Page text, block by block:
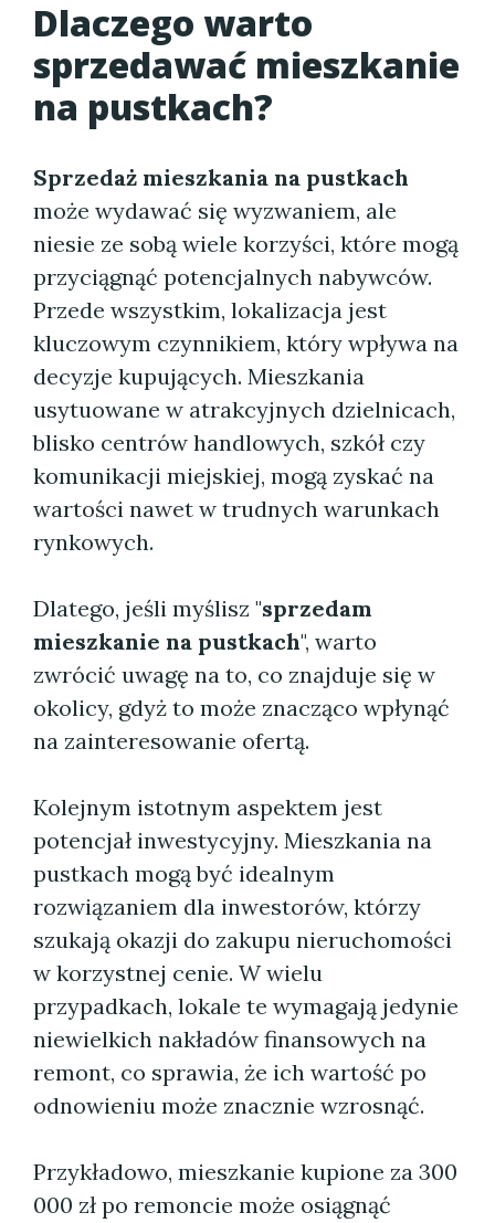
Dlaczego warto
sprzedawać mieszkanie
na pustkach?
Sprzedaż mieszkania na pustkach
może wydawać się wyzwaniem, ale
niesie ze sobą wiele korzyści, które mogą
przyciągnąć potencjalnych nabywców.
Przede wszystkim, lokalizacja jest
kluczowym czynnikiem, który wpływa na
decyzje kupujących. Mieszkania
usytuowane w atrakcyjnych dzielnicach,
blisko centrów handlowych, szkół czy
komunikacji miejskiej, mogą zyskać na
wartości nawet w trudnych warunkach
rynkowych.
Dlatego, jeśli myślisz "sprzedam
mieszkanie na pustkach", warto
zwrócić uwagę na to, co znajduje się w
okolicy, gdyż to może znacząco wpłynąć
na zainteresowanie ofertą.
Kolejnym istotnym aspektem jest
potencjał inwestycyjny. Mieszkania na
pustkach mogą być idealnym
rozwiązaniem dla inwestorów, którzy
szukają okazji do zakupu nieruchomości
w korzystnej cenie. W wielu
przypadkach, lokale te wymagają jedynie
niewielkich nakładów finansowych na
remont, co sprawia, że ich wartość po
odnowieniu może znacznie wzrosnąć.
Przykładowo, mieszkanie kupione za 300
000 zł po remoncie może osiągnąć